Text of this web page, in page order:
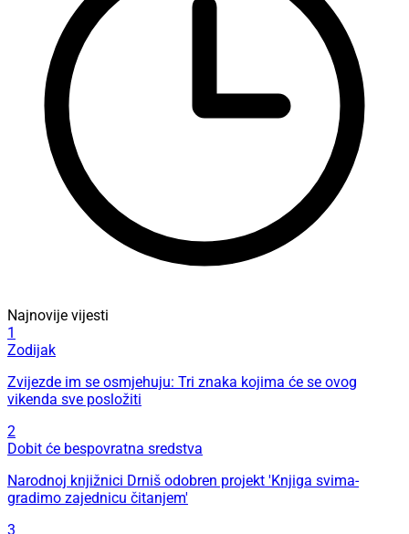
Najnovije vijesti
1
Zodijak
Zvijezde im se osmjehuju: Tri znaka kojima će se ovog
vikenda sve posložiti
2
Dobit će bespovratna sredstva
Narodnoj knjižnici Drniš odobren projekt 'Knjiga svima-
gradimo zajednicu čitanjem'
3